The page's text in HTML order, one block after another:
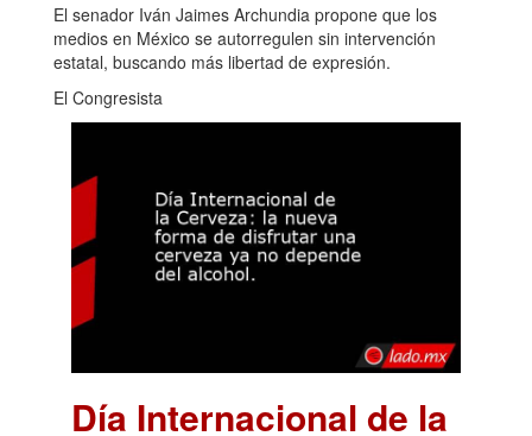
El senador Iván Jaimes Archundia propone que los
medios en México se autorregulen sin intervención
estatal, buscando más libertad de expresión.
El Congresista
Día Internacional de la